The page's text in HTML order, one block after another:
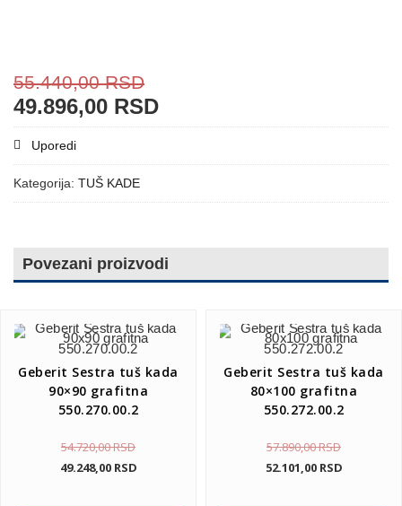
55.440,00RSD
49.896,00 RSD
Uporedi
Kategorija: TUŠ KADE
Povezani proizvodi
Geberit Sestra tuš kada
90×90 grafitna
550.270.00.2
54.720,00RSD
49.248,00 RSD
Geberit Sestra tuš kada
80×100 grafitna
550.272.00.2
57.890,00RSD
52.101,00 RSD